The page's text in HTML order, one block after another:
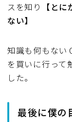
スを知り
【と
ない】
知識も何もない
を買いに行って
した。
最後に僕の